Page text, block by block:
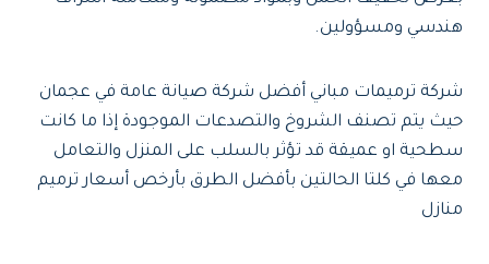
هندسي ومسؤولين.
شركة ترميمات مباني أفضل شركة صيانة عامة في عجمان
حيث يتم تصنف الشروخ والتصدعات الموجودة إذا ما كانت
سطحية او عميقة قد تؤثر بالسلب على المنزل والتعامل
معها في كلتا الحالتين بأفضل الطرق بأرخص أسعار ترميم
منازل